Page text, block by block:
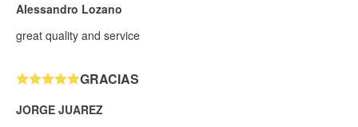
Alessandro Lozano
great quality and service
GRACIAS
JORGE JUAREZ